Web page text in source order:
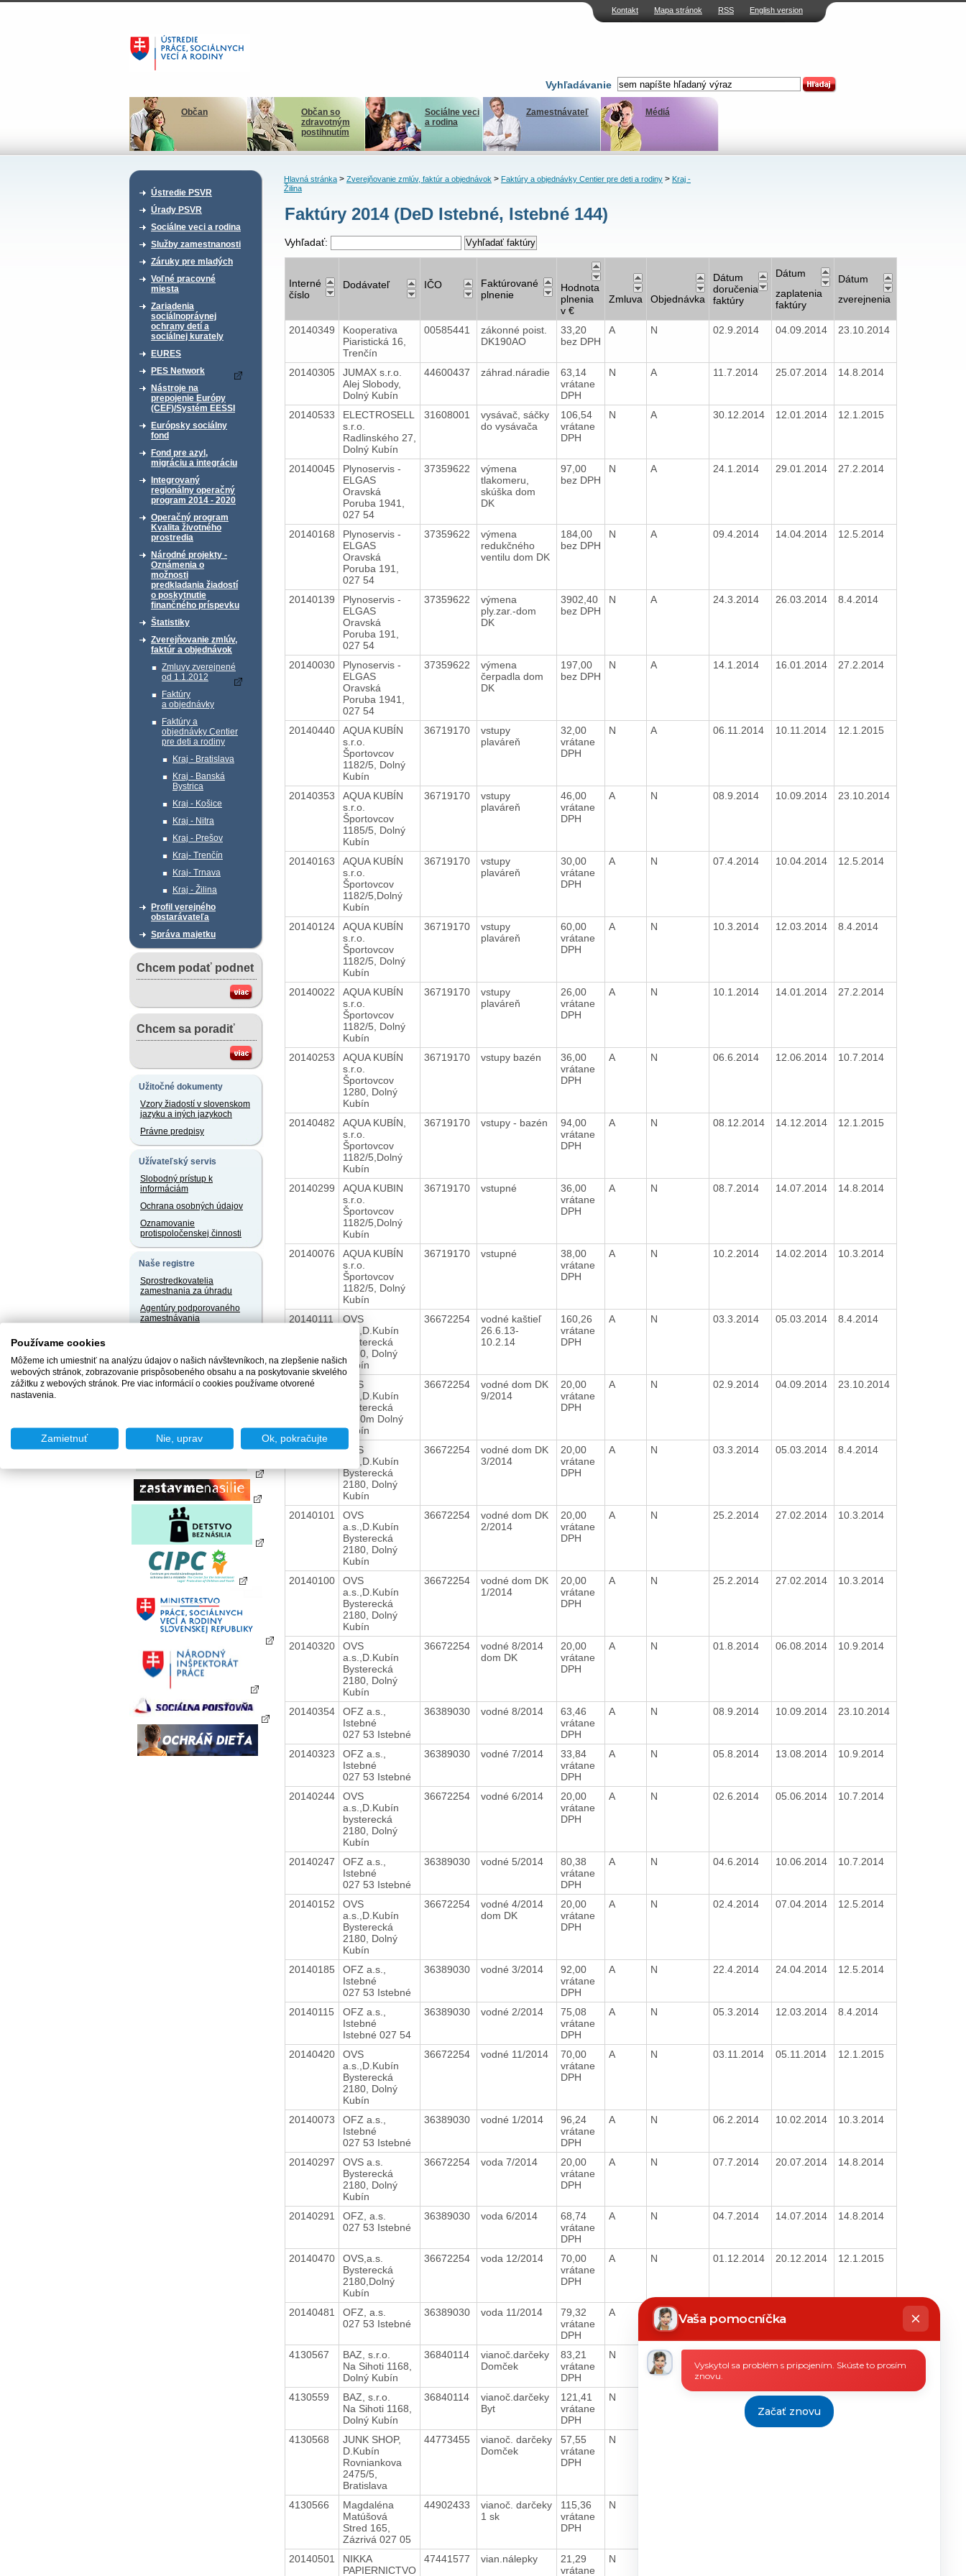
Kontakt Mapa stránok RSS English version
Vyhľadávanie
Občan
Občan so
zdravotným
postihnutím
Sociálne veci
a rodina
Zamestnávateľ Médiá
Ústredie PSVR
Úrady PSVR
Sociálne veci a rodina
Služby zamestnanosti
Záruky pre mladých
Voľné pracovné
miesta
Zariadenia
sociálnoprávnej
ochrany detí a
sociálnej kurately
EURES
PES Network
Nástroje na
prepojenie Európy
(CEF)/Systém EESSI
Európsky sociálny
fond
Fond pre azyl,
migráciu a integráciu
Integrovaný
regionálny operačný
program 2014 - 2020
Operačný program
Kvalita životného
prostredia
Národné projekty -
Oznámenia o
možnosti
predkladania žiadostí
o poskytnutie
finančného príspevku
Štatistiky
Zverejňovanie zmlúv,
faktúr a objednávok
Zmluvy zverejnené
od 1.1.2012
Faktúry
a objednávky
Faktúry a
objednávky Centier
pre deti a rodiny
Kraj - Bratislava
Kraj - Banská
Bystrica
Kraj - Košice
Kraj - Nitra
Kraj - Prešov
Kraj- Trenčín
Kraj- Trnava
Kraj - Žilina
Profil verejného
obstarávateľa
Správa majetku
Chcem podať podnet
Chcem sa poradiť
Užitočné dokumenty
Vzory žiadostí v slovenskom
jazyku a iných jazykoch
Právne predpisy
Užívateľský servis
Slobodný prístup k
informáciám
Ochrana osobných údajov
Oznamovanie
protispoločenskej činnosti
Naše registre
Sprostredkovatelia
zamestnania za úhradu
Agentúry podporovaného
zamestnávania
Sociálne podniky
Chránené dielne a
Hlavná stránka> Zverejňovanie zmlúv, faktúr a objednávok> Faktúry a objednávky Centier pre deti a rodiny> Kraj -
Žilina
Faktúry 2014 (DeD Istebné, Istebné 144)
Vyhľadať:
Interné
číslo
Dodávateľ IČO
Faktúrované
plnenie
Hodnota
plnenia
v €
Zmluva Objednávka
Dátum
doručenia
faktúry
Dátum
zaplatenia
faktúry
Dátum
zverejnenia
20140349
Kooperativa
Piaristická 16,
Trenčín
00585441
zákonné poist.
DK190AO
33,20
bez DPH
A N 02.9.2014 04.09.2014 23.10.2014
20140305
JUMAX s.r.o.
Alej Slobody,
Dolný Kubín
44600437 záhrad.náradie
63,14
vrátane
DPH
N A 11.7.2014 25.07.2014 14.8.2014
20140533
ELECTROSELL
s.r.o.
Radlinského 27,
Dolný Kubín
31608001
vysávač, sáčky
do vysávača
106,54
vrátane
DPH
N A 30.12.2014 12.01.2014 12.1.2015
20140045
Plynoservis -
ELGAS
Oravská
Poruba 1941,
027 54
37359622
výmena
tlakomeru,
skúška dom
DK
97,00
bez DPH
N A 24.1.2014 29.01.2014 27.2.2014
20140168
Plynoservis -
ELGAS
Oravská
Poruba 191,
027 54
37359622
výmena
redukčného
ventilu dom DK
184,00
bez DPH
N A 09.4.2014 14.04.2014 12.5.2014
20140139
Plynoservis -
ELGAS
Oravská
Poruba 191,
027 54
37359622
výmena
ply.zar.-dom
DK
3902,40
bez DPH
N A 24.3.2014 26.03.2014 8.4.2014
20140030
Plynoservis -
ELGAS
Oravská
Poruba 1941,
027 54
37359622
výmena
čerpadla dom
DK
197,00
bez DPH
N A 14.1.2014 16.01.2014 27.2.2014
20140440
AQUA KUBÍN
s.r.o.
Športovcov
1182/5, Dolný
Kubín
36719170
vstupy
plaváreň
32,00
vrátane
DPH
N A 06.11.2014 10.11.2014 12.1.2015
20140353
AQUA KUBÍN
s.r.o.
Športovcov
1185/5, Dolný
Kubín
36719170
vstupy
plaváreň
46,00
vrátane
DPH
A N 08.9.2014 10.09.2014 23.10.2014
20140163
AQUA KUBÍN
s.r.o.
Športovcov
1182/5,Dolný
Kubín
36719170
vstupy
plaváreň
30,00
vrátane
DPH
A N 07.4.2014 10.04.2014 12.5.2014
20140124
AQUA KUBÍN
s.r.o.
Športovcov
1182/5, Dolný
Kubín
36719170
vstupy
plaváreň
60,00
vrátane
DPH
A N 10.3.2014 12.03.2014 8.4.2014
20140022
AQUA KUBÍN
s.r.o.
Športovcov
1182/5, Dolný
Kubín
36719170
vstupy
plaváreň
26,00
vrátane
DPH
A N 10.1.2014 14.01.2014 27.2.2014
20140253
AQUA KUBÍN
s.r.o.
Športovcov
1280, Dolný
Kubín
36719170 vstupy bazén
36,00
vrátane
DPH
A N 06.6.2014 12.06.2014 10.7.2014
20140482
AQUA KUBÍN,
s.r.o.
Športovcov
1182/5,Dolný
Kubín
36719170 vstupy - bazén
94,00
vrátane
DPH
A N 08.12.2014 14.12.2014 12.1.2015
20140299
AQUA KUBIN
s.r.o.
Športovcov
1182/5,Dolný
Kubín
36719170 vstupné
36,00
vrátane
DPH
A N 08.7.2014 14.07.2014 14.8.2014
20140076
AQUA KUBÍN
s.r.o.
Športovcov
1182/5, Dolný
Kubín
36719170 vstupné
38,00
vrátane
DPH
A N 10.2.2014 14.02.2014 10.3.2014
20140111
OVS
a.s.,D.Kubín
Bysterecká
2180, Dolný
Kubín
36672254
vodné kaštieľ
26.6.13-
10.2.14
160,26
vrátane
DPH
A N 03.3.2014 05.03.2014 8.4.2014
20140347
OVS
a.s.,D.Kubín
Bysterecká
2180m Dolný
Kubín
36672254
vodné dom DK
9/2014
20,00
vrátane
DPH
A N 02.9.2014 04.09.2014 23.10.2014
20140107
OVS
a.s.,D.Kubín
Bysterecká
2180, Dolný
Kubín
36672254
vodné dom DK
3/2014
20,00
vrátane
DPH
A N 03.3.2014 05.03.2014 8.4.2014
20140101
OVS
a.s.,D.Kubín
Bysterecká
2180, Dolný
Kubín
36672254
vodné dom DK
2/2014
20,00
vrátane
DPH
A N 25.2.2014 27.02.2014 10.3.2014
20140100
OVS
a.s.,D.Kubín
Bysterecká
2180, Dolný
Kubín
36672254
vodné dom DK
1/2014
20,00
vrátane
DPH
A N 25.2.2014 27.02.2014 10.3.2014
20140320
OVS
a.s.,D.Kubín
Bysterecká
2180, Dolný
Kubín
36672254
vodné 8/2014
dom DK
20,00
vrátane
DPH
A N 01.8.2014 06.08.2014 10.9.2014
20140354
OFZ a.s.,
Istebné
027 53 Istebné
36389030 vodné 8/2014
63,46
vrátane
DPH
A N 08.9.2014 10.09.2014 23.10.2014
20140323
OFZ a.s.,
Istebné
027 53 Istebné
36389030 vodné 7/2014
33,84
vrátane
DPH
A N 05.8.2014 13.08.2014 10.9.2014
20140244
OVS
a.s.,D.Kubín
bysterecká
2180, Dolný
Kubín
36672254 vodné 6/2014
20,00
vrátane
DPH
A N 02.6.2014 05.06.2014 10.7.2014
20140247
OFZ a.s.,
Istebné
027 53 Istebné
36389030 vodné 5/2014
80,38
vrátane
DPH
A N 04.6.2014 10.06.2014 10.7.2014
20140152
OVS
a.s.,D.Kubín
Bysterecká
2180, Dolný
Kubín
36672254
vodné 4/2014
dom DK
20,00
vrátane
DPH
A N 02.4.2014 07.04.2014 12.5.2014
20140185
OFZ a.s.,
Istebné
027 53 Istebné
36389030 vodné 3/2014
92,00
vrátane
DPH
A N 22.4.2014 24.04.2014 12.5.2014
20140115
OFZ a.s.,
Istebné
Istebné 027 54
36389030 vodné 2/2014
75,08
vrátane
DPH
A N 05.3.2014 12.03.2014 8.4.2014
20140420
OVS
a.s.,D.Kubín
Bysterecká
2180, Dolný
Kubín
36672254 vodné 11/2014
70,00
vrátane
DPH
A N 03.11.2014 05.11.2014 12.1.2015
20140073
OFZ a.s.,
Istebné
027 53 Istebné
36389030 vodné 1/2014
96,24
vrátane
DPH
A N 06.2.2014 10.02.2014 10.3.2014
20140297
OVS a.s.
Bysterecká
2180, Dolný
Kubín
36672254 voda 7/2014
20,00
vrátane
DPH
A N 07.7.2014 20.07.2014 14.8.2014
20140291
OFZ, a.s.
027 53 Istebné
36389030 voda 6/2014
68,74
vrátane
DPH
A N 04.7.2014 14.07.2014 14.8.2014
20140470
OVS,a.s.
Bysterecká
2180,Dolný
Kubín
36672254 voda 12/2014
70,00
vrátane
DPH
A N 01.12.2014 20.12.2014 12.1.2015
20140481
OFZ, a.s.
027 53 Istebné
36389030 voda 11/2014
79,32
vrátane
DPH
A N 08.12.2014 14.12.2014
4130567
BAZ, s.r.o.
Na Sihoti 1168,
Dolný Kubín
36840114
vianoč.darčeky
Domček
83,21
vrátane
DPH
N A
4130559
BAZ, s.r.o.
Na Sihoti 1168,
Dolný Kubín
36840114
vianoč.darčeky
Byt
121,41
vrátane
DPH
N 12.12.2013 19.12.2013
4130568
JUNK SHOP,
D.Kubín
Rovniankova
2475/5,
Bratislava
44773455
vianoč. darčeky
Domček
57,55
vrátane
DPH
N
4130566
Magdaléna
Matúšová
Stred 165,
Zázrivá 027 05
44902433
vianoč. darčeky
1 sk
115,36
vrátane
DPH
N
20140501
NIKKA
PAPIERNICTVO
47441577 vian.nálepky
21,29
vrátane
N
Používame cookies
Môžeme ich umiestniť na analýzu údajov o našich návštevníkoch, na zlepšenie našich
webových stránok, zobrazovanie prispôsobeného obsahu a na poskytovanie skvelého
zážitku z webových stránok. Pre viac informácií o cookies používame otvorené
nastavenia.
Zamietnuť Nie, uprav Ok, pokračujte
Vaša pomocníčka
Chatbot
píše
Vyskytol sa problém s pripojením. Skúste to prosím
znovu.
Začať znovu